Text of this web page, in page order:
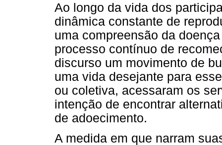
Ao longo da vida dos
dinâmica constante de
uma compreensão da
processo contínuo de
discurso um movimento de
uma vida desejante para
ou coletiva, acessaram os
intenção de encontrar
de adoecimento.
A medida em que narram